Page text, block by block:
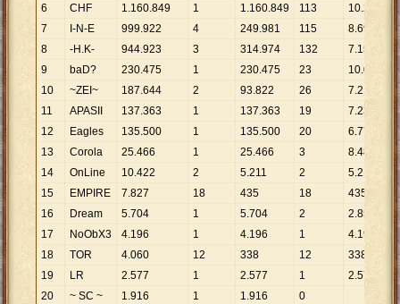
6
CHF 1.160.849 1 1.160.849 113 10.273
7
I-N-E 999.922 4 249.981 115 8.695
8
-H.K- 944.923 3 314.974 132 7.159
9
baD? 230.475 1 230.475 23 10.021
10
~ZEI~ 187.644 2 93.822 26 7.217
11
APASII 137.363 1 137.363 19 7.230
12
Eagles 135.500 1 135.500 20 6.775
13
Corola 25.466 1 25.466 3 8.489
14
OnLine 10.422 2 5.211 2 5.211
15
EMPIRE 7.827 18 435 18
435
16
Dream 5.704 1 5.704 2 2.852
17
NoObX3 4.196 1 4.196 1 4.196
18
TOR 4.060 12 338 12
338
19
LR 2.577 1 2.577 1 2.577
20
~ SC ~ 1.916 1 1.916 0